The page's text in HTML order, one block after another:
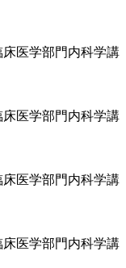
医学部門内科学講
医学部門内科学講
医学部門内科学講
医学部門内科学講